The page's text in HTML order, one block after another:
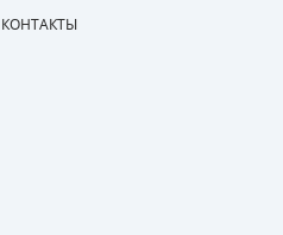
КОНТАКТЫ